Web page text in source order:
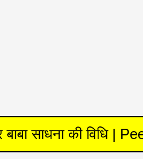
बाबा साधना की विधि |